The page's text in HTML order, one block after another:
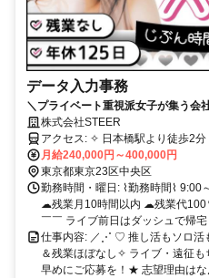
データ入力事務
＼プライベート重視派女子が集う会
土日祝休み＆年間休日125日
株式会社STEER
アクセス: ✧ 日本橋駅より徒歩2分 └東京メトロ：銀座線・東西線 └都
営地下鉄：浅草線 ✧ 東京駅より徒歩7分 └JR：山手線・京浜東北線・
中央線 ・東海道線・横須賀線・
内線 ✧ 京橋駅より徒歩5分 └東京メトロ：銀座線 新宿駅・渋谷駅・池
袋駅・品川駅など、 主要ターミナル
わりのお買い物や推し活、 友達
月給240,000円～400,000円
東京都東京23区中央区
勤務時間・曜日: ⌇勤務時間⌇ 9:00
☁残業月10時間以内 ☁残業代100
￣￣ ライブ前日はダッシュで帰
仕事内容: ／⋰ ♡ 推し活もソロ
＆残業ほぼなし✧ ライブ・遠征
早めにご応募を！★ 志望理由は